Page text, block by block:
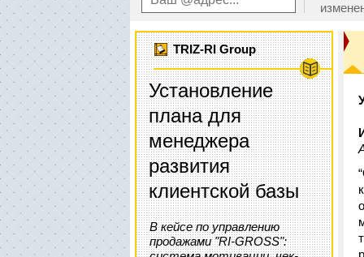
TRIZ-RI Group
Установление
плана для
менеджера
развития
клиентской базы
В кейсе по управлению
продажами "RI-GROSS":